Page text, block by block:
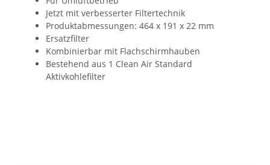
Jetzt mit verbesserter Filtertechnik
Produktabmessungen: 464 x 191 x 22 mm
Ersatzfilter
Kombinierbar mit Flachschirmhauben
Bestehend aus 1 Clean Air Standard
Aktivkohlefilter